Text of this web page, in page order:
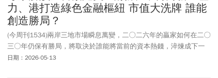
力、港打造綠色金融樞紐 市值大洗牌 誰能
創造勝局？
(今周刊1534)兩岸三地市場瞬息萬變，二○二六年的贏家如何在二○
三○年仍保有勝局，將取決於誰能將當前的資本熱錢，淬煉成下一
個十年掌握全球產業話語權的能力。
日期：2026-05-13